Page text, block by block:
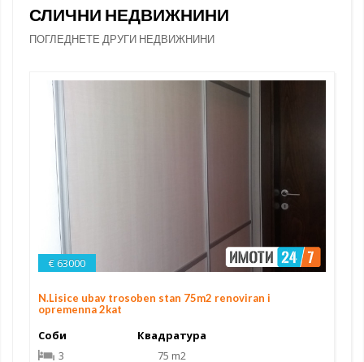
СЛИЧНИ НЕДВИЖНИНИ
ПОГЛЕДНЕТЕ ДРУГИ НЕДВИЖНИНИ
€ 63000
N.Lisice ubav trosoben stan 75m2 renoviran i
opremenna 2kat
Соби
3
Квадратура
75 m2